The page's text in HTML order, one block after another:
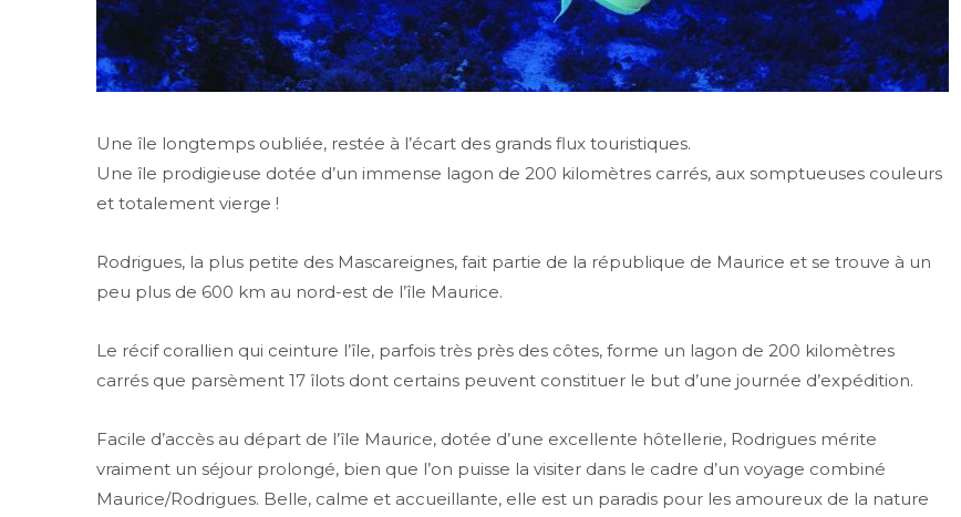
Une île longtemps oubliée, restée à l’écart des grands flux touristiques.
Une île prodigieuse dotée d’un immense lagon de 200 kilomètres carrés, aux somptueuses couleurs
et totalement vierge !
Rodrigues, la plus petite des Mascareignes, fait partie de la république de Maurice et se trouve à un
peu plus de 600 km au nord-est de l’île Maurice.
Le récif corallien qui ceinture l’île, parfois très près des côtes, forme un lagon de 200 kilomètres
carrés que parsèment 17 îlots dont certains peuvent constituer le but d’une journée d’expédition.
Facile d’accès au départ de l’île Maurice, dotée d’une excellente hôtellerie, Rodrigues mérite
vraiment un séjour prolongé, bien que l’on puisse la visiter dans le cadre d’un voyage combiné
Maurice/Rodrigues. Belle, calme et accueillante, elle est un paradis pour les amoureux de la nature